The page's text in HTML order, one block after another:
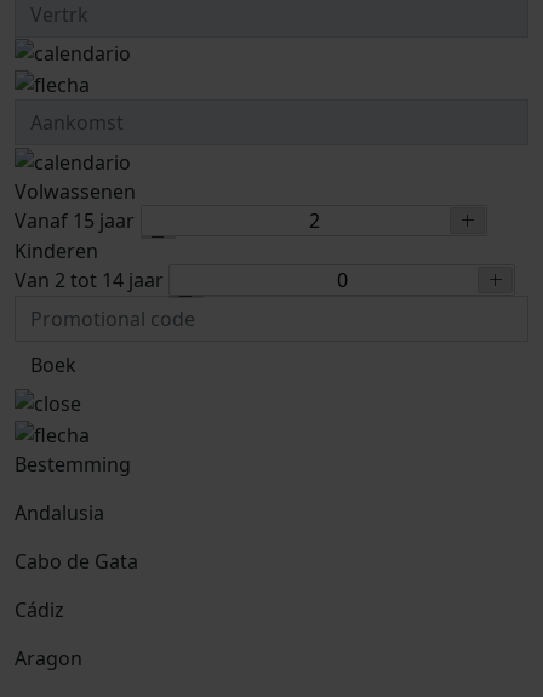
Volwassenen
Vanaf 15 jaar
Kinderen
Van 2 tot 14 jaar
Boek
Bestemming
Andalusia
Cabo de Gata
Cádiz
Aragon